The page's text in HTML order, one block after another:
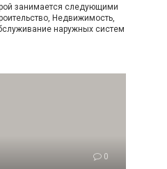
занимается следующими
Недвижимость,
наружных систем
0